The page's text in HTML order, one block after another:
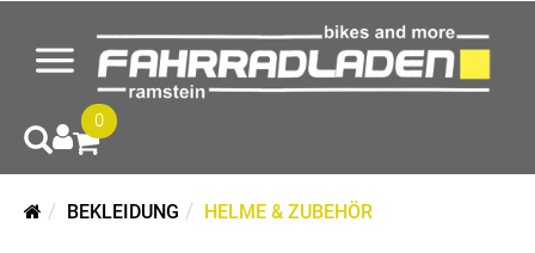
0
BEKLEIDUNG HELME & ZUBEHÖR